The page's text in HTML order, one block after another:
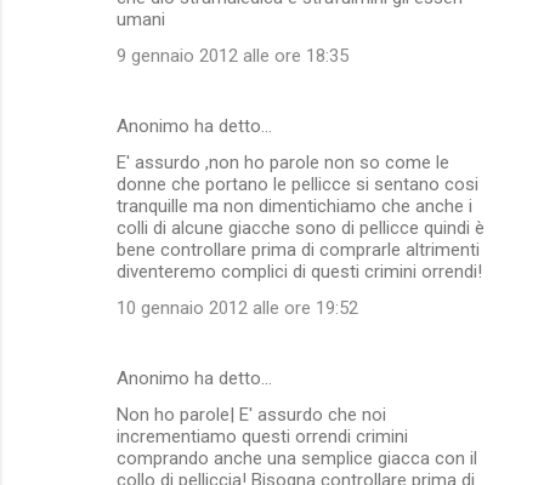
umani
9 gennaio 2012 alle ore 18:35
Anonimo ha detto…
E' assurdo ,non ho parole non so come le
donne che portano le pellicce si sentano cosi
tranquille ma non dimentichiamo che anche i
colli di alcune giacche sono di pellicce quindi è
bene controllare prima di comprarle altrimenti
diventeremo complici di questi crimini orrendi!
10 gennaio 2012 alle ore 19:52
Anonimo ha detto…
Non ho parole| E' assurdo che noi
incrementiamo questi orrendi crimini
comprando anche una semplice giacca con il
collo di pelliccia! Bisogna controllare prima di